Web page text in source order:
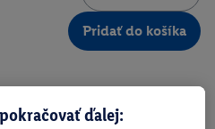
Pridať do košíka
ďalej: